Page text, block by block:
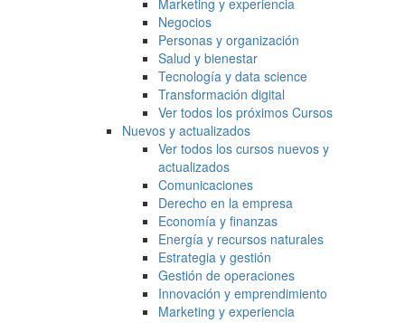
Marketing y experiencia
Negocios
Personas y organización
Salud y bienestar
Tecnología y data science
Transformación digital
Ver todos los próximos Cursos
Nuevos y actualizados
Ver todos los cursos nuevos y
actualizados
Comunicaciones
Derecho en la empresa
Economía y finanzas
Energía y recursos naturales
Estrategia y gestión
Gestión de operaciones
Innovación y emprendimiento
Marketing y experiencia